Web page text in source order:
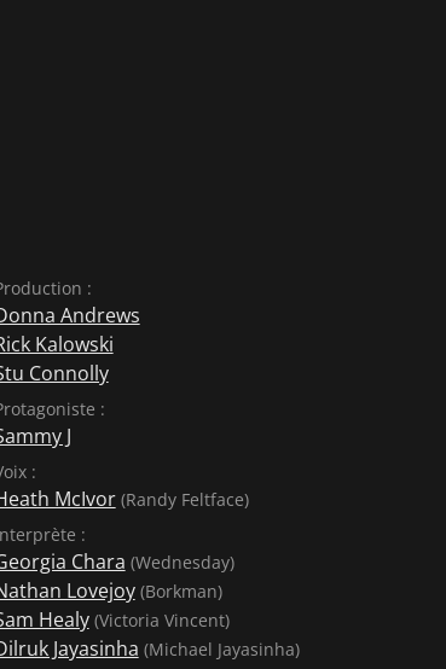
:
Andrews
Kalowski
Connolly
:
J
:
McIvor(Randy Feltface)
:
Chara (Wednesday)
Lovejoy(Borkman)
Healy(Victoria Vincent)
Jayasinha (Michael Jayasinha)